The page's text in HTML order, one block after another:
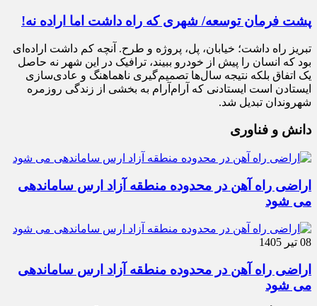
پشت فرمان توسعه/ شهری که راه داشت اما اراده نه!
تبریز راه داشت؛ خیابان، پل، پروژه و طرح. آنچه کم داشت اراده‌ای
بود که انسان را پیش از خودرو ببیند، ترافیک در این شهر نه حاصل
یک اتفاق بلکه نتیجه سال‌ها تصمیم‌گیری ناهماهنگ و عادی‌سازی
ایستادن است ایستادنی که آرام‌آرام به بخشی از زندگی روزمره
شهروندان تبدیل شد.
دانش و فناوری
اراضی راه آهن در محدوده منطقه آزاد ارس ساماندهی
می شود
08 تیر 1405
اراضی راه آهن در محدوده منطقه آزاد ارس ساماندهی
می شود